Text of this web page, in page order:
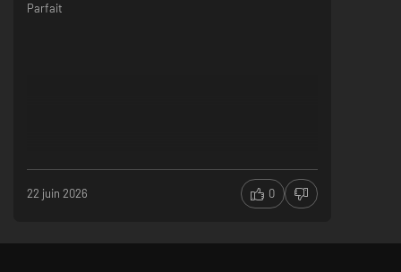
Parfait
22 juin 2026 0